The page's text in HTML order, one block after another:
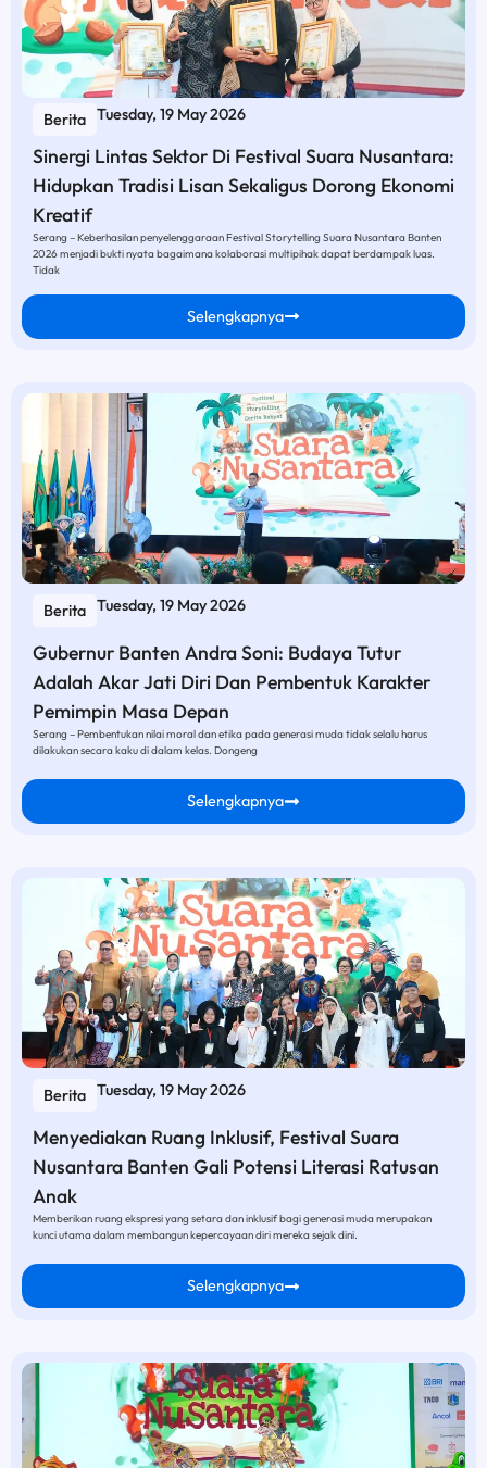
Berita Tuesday, 19 May 2026
Sinergi Lintas Sektor Di Festival Suara Nusantara:
Hidupkan Tradisi Lisan Sekaligus Dorong Ekonomi
Kreatif
Serang – Keberhasilan penyelenggaraan Festival Storytelling Suara Nusantara Banten
2026 menjadi bukti nyata bagaimana kolaborasi multipihak dapat berdampak luas.
Tidak
Selengkapnya
Berita Tuesday, 19 May 2026
Gubernur Banten Andra Soni: Budaya Tutur
Adalah Akar Jati Diri Dan Pembentuk Karakter
Pemimpin Masa Depan
Serang – Pembentukan nilai moral dan etika pada generasi muda tidak selalu harus
dilakukan secara kaku di dalam kelas. Dongeng
Selengkapnya
Berita Tuesday, 19 May 2026
Menyediakan Ruang Inklusif, Festival Suara
Nusantara Banten Gali Potensi Literasi Ratusan
Anak
Memberikan ruang ekspresi yang setara dan inklusif bagi generasi muda merupakan
kunci utama dalam membangun kepercayaan diri mereka sejak dini.
Selengkapnya